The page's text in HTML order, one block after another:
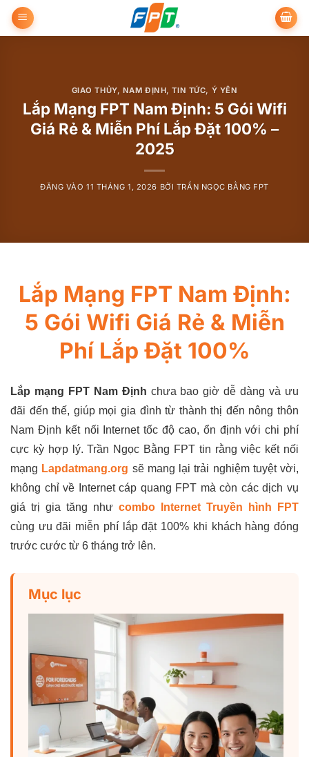
qua
GIAO THỦY, NAM ĐỊNH,TIN TỨC, Ý YÊN
Lắp Mạng FPT Nam Định: 5 Gói Wifi
Giá Rẻ & Miễn Phí Lắp Đặt 100% –
2025
ĐĂNG VÀO11 THÁNG 1, 2026 BỞI TRẦN NGỌC BẰNG FPT
Lắp Mạng FPT Nam Định:
5 Gói Wifi Giá Rẻ & Miễn
Phí Lắp Đặt 100%
Lắp mạng FPT Nam Định chưa bao giờ dễ dàng và ưu
đãi đến thế, giúp mọi gia đình từ thành thị đến nông thôn
Nam Định kết nối Internet tốc độ cao, ổn định với chi phí
cực kỳ hợp lý. Trần Ngọc Bằng FPT tin rằng việc kết nối
mạng Lapdatmang.org sẽ mang lại trải nghiệm tuyệt vời,
không chỉ về Internet cáp quang FPT mà còn các dịch vụ
giá trị gia tăng như combo Internet Truyền hình FPT
cùng ưu đãi miễn phí lắp đặt 100% khi khách hàng đóng
trước cước từ 6 tháng trở lên.
Mục lục